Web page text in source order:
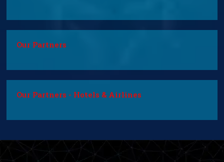
Our Partners
Our Partners - Hotels & Airlines